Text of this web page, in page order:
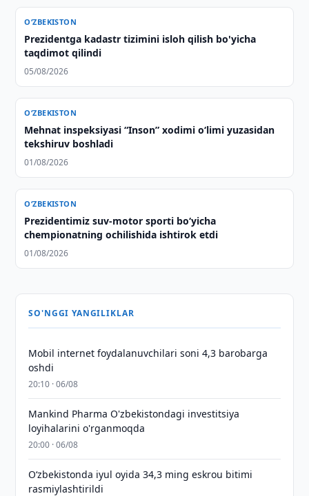
O‘ZBEKISTON
Prezidentga kadastr tizimini isloh qilish bo'yicha
taqdimot qilindi
05/08/2026
O‘ZBEKISTON
Mehnat inspeksiyasi “Inson” xodimi o‘limi yuzasidan
tekshiruv boshladi
01/08/2026
O‘ZBEKISTON
Prezidentimiz suv-motor sporti bo‘yicha
chempionatning ochilishida ishtirok etdi
01/08/2026
SO'NGGI YANGILIKLAR
Mobil internet foydalanuvchilari soni 4,3 barobarga
oshdi
20:10 · 06/08
Mankind Pharma O'zbekistondagi investitsiya
loyihalarini o'rganmoqda
20:00 · 06/08
O‘zbekistonda iyul oyida 34,3 ming eskrou bitimi
rasmiylashtirildi